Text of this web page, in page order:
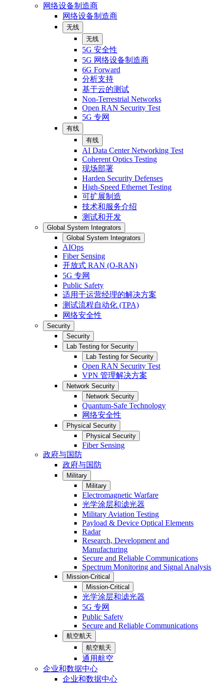
网络设备制造商
网络设备制造商
无线
无线
5G 安全性
5G 网络设备制造商
6G Forward
分析支持
基于云的测试
Non-Terrestrial Networks
Open RAN Security Test
5G 专网
有线
有线
AI Data Center Networking Test
Coherent Optics Testing
现场部署
Harden Security Defenses
High-Speed Ethernet Testing
可扩展制造
技术和服务介绍
测试和开发
Global System Integrators
Global System Integrators
AIOps
Fiber Sensing
开放式 RAN (O-RAN)
5G 专网
Public Safety
适用于运营经理的解决方案
测试流程自动化 (TPA)
网络安全性
Security
Security
Lab Testing for Security
Lab Testing for Security
Open RAN Security Test
VPN 管理解决方案
Network Security
Network Security
Quantum-Safe Technology
网络安全性
Physical Security
Physical Security
Fiber Sensing
政府与国防
政府与国防
Military
Military
Electromagnetic Warfare
光学涂层和滤光器
Military Aviation Testing
Payload & Device Optical Elements
Radar
Research, Development and
Manufacturing
Secure and Reliable Communications
Spectrum Monitoring and Signal Analysis
Mission-Critical
Mission-Critical
光学涂层和滤光器
5G 专网
Public Safety
Secure and Reliable Communications
航空航天
航空航天
通用航空
企业和数据中心
企业和数据中心